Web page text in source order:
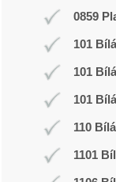
0859
101
101
101
110
1101